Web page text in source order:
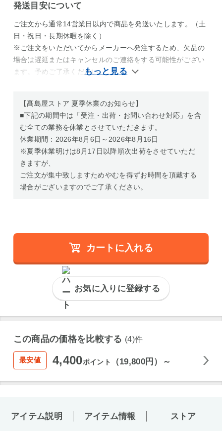
発送目安について
ご注文から通常14営業日以内で商品を発送いたします。（土
日・祝日・長期休暇を除く）
※ご注文をいただいてからメーカーへ発注するため、欠品の
場合は遅延またはキャンセルのご連絡をする可能性がござい
ます。予めご了承ください。
【髙島屋ストア 夏季休業のお知らせ】
■下記の期間中は「受注・出荷・お問い合わせ対応」を含
む全ての業務を休業とさせていただきます。
休業期間：2026年8月6日～2026年8月16日
※夏季休業明けは8月17日以降順次出荷をさせていただ
きますが、
ご注文が集中致しますためやむを得ずお時間を頂戴する
場合がございますのでご了承ください。
カートに入れる
お気に入りに登録する
この商品の価格を比較する (4)件
最安値 4,400ポイント （19,800円）～
アイテム説明 アイテム情報 ストア